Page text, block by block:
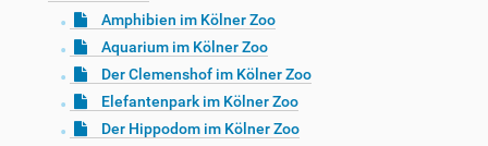
Amphibien im Kölner Zoo
Aquarium im Kölner Zoo
Der Clemenshof im Kölner Zoo
Elefantenpark im Kölner Zoo
Der Hippodom im Kölner Zoo